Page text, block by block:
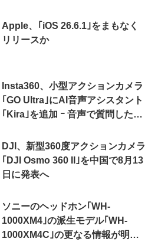
Apple、｢iOS 26.6.1｣をまもなく
リリースか
Insta360、小型アクションカメラ
｢GO Ultra｣にAI音声アシスタント
｢Kira｣を追加 ｰ 音声で質問した
可能に
DJI、新型360度アクションカメラ
｢DJI Osmo 360 II｣を中国で8月13
日に発表へ
ソニーのヘッドホン｢WH-
1000XM4｣の派生モデル｢WH-
1000XM4C｣の更なる情報が明ら